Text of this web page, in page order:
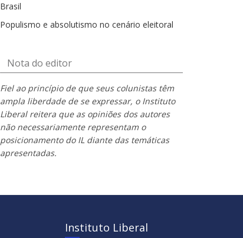
Brasil
Populismo e absolutismo no cenário eleitoral
Nota do editor
Fiel ao princípio de que seus colunistas têm
ampla liberdade de se expressar, o Instituto
Liberal reitera que as opiniões dos autores
não necessariamente representam o
posicionamento do IL diante das temáticas
apresentadas.
Instituto Liberal